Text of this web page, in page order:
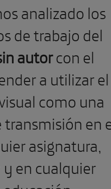
analizado los
de trabajo del
autorcon el
a utilizar el
como una
en
asignatura,
en cualquier